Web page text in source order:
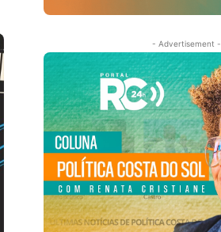
- Advertisement -